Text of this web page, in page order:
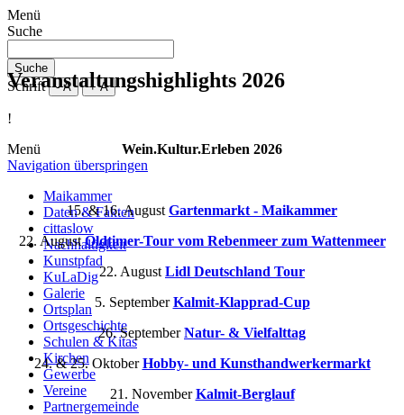
Menü
Suche
Suche
Schrift - A + A
!
Menü
Navigation überspringen
Maikammer
Daten & Fakten
cittaslow
Nachhaltigkeit
Kunstpfad
KuLaDig
Galerie
Ortsplan
Ortsgeschichte
Schulen & Kitas
Kirchen
Gewerbe
Vereine
Partnergemeinde
Veranstaltungshighlights 2026
Wein.Kultur.Erleben 2026
15. & 16. August Gartenmarkt - Maikammer
22. August Oldtimer-Tour vom Rebenmeer zum Wattenmeer
22. August Lidl Deutschland Tour
5. SeptemberKalmit-Klapprad-Cup
26. SeptemberNatur- & Vielfalttag
24. & 25. OktoberHobby- und Kunsthandwerkermarkt
21. NovemberKalmit-Berglauf